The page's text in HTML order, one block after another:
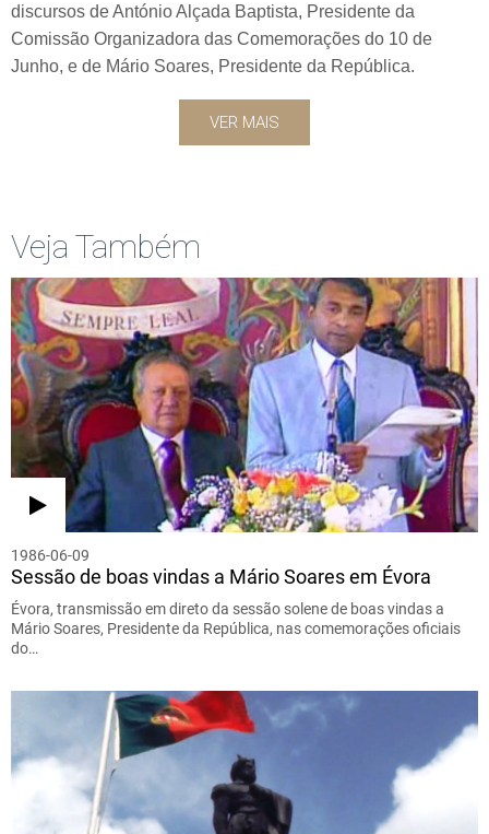
discursos de António Alçada Baptista, Presidente da
Comissão Organizadora das Comemorações do 10 de
Junho, e de Mário Soares, Presidente da República.
VER MAIS
Veja Também
1986-06-09
Sessão de boas vindas a Mário Soares em Évora
Évora, transmissão em direto da sessão solene de boas vindas a
Mário Soares, Presidente da República, nas comemorações oficiais
do…